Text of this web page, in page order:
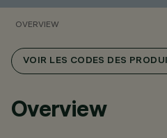
OVERVIEW
VOIR LES CODES DES
Overview